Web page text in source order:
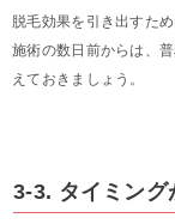
脱毛効果を引き出すた
施術の数日前からは、
えておきましょう。
3-3. タイミング